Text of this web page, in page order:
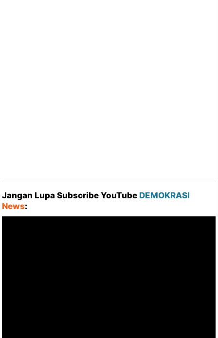
Jangan Lupa Subscribe YouTube DEMOKRASI
News: